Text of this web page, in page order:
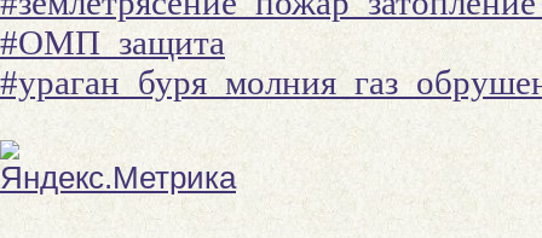
#ОМП_защита